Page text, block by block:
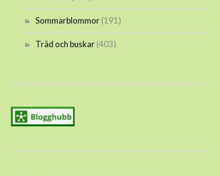
Sommarblommor(191)
Träd och buskar(403)